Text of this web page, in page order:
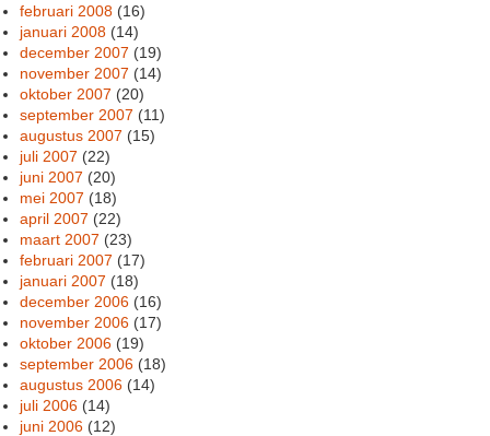
februari 2008 (16)
januari 2008 (14)
december 2007 (19)
november 2007 (14)
oktober 2007 (20)
september 2007 (11)
augustus 2007 (15)
juli 2007 (22)
juni 2007 (20)
mei 2007 (18)
april 2007 (22)
maart 2007 (23)
februari 2007 (17)
januari 2007 (18)
december 2006 (16)
november 2006 (17)
oktober 2006 (19)
september 2006 (18)
augustus 2006 (14)
juli 2006 (14)
juni 2006 (12)